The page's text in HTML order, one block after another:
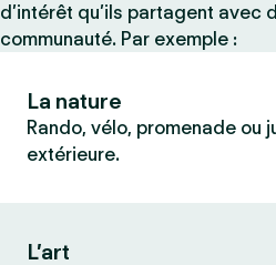
d’intérêt qu’ils partagent avec
communauté. Par exemple :
La nature
Rando, vélo, promenade ou
extérieure.
L’art